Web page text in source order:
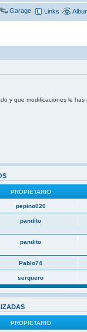
Garage Links
y que modificaciones le has
PROPIETARIO
pepino020
pandito
pandito
Pablo74
serquero
PROPIETARIO